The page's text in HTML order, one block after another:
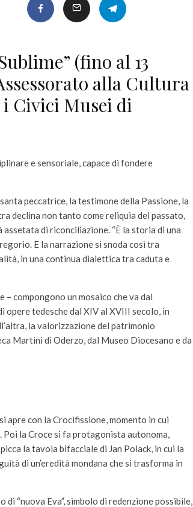
(fino al 13
alla Cultura
Civici Musei di
e sensoriale, capace di fondere
peccatrice, la testimone della Passione, la
declina non tanto come reliquia del passato,
di riconciliazione. “È la storia di una
E la narrazione si snoda così tra
in una continua dialettica tra caduta e
compongono un mosaico che va dal
opere tedesche dal XIV al XVIII secolo, in
la valorizzazione del patrimonio
Martini di Oderzo, dal Museo Diocesano e da
apre con la Crocifissione, momento in cui
Poi la Croce si fa protagonista autonoma,
la tavola bifacciale di Jan Polack, in cui la
di un’eredità mondana che si trasforma in
“nuova Eva”, simbolo di redenzione possibile,